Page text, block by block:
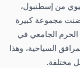
من إسطنبول،
مجموعة كبيرة
الحرم الجامعي في
السياحية، وهذا
مختلفة.